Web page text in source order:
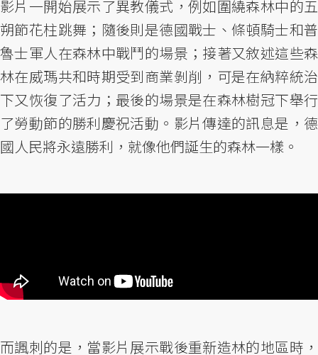
影片一開始展示了異教儀式，例如圍繞森林中的五
朔節花柱跳舞；隨後則是德國戰士、條頓騎士和普
魯士軍人在森林中戰鬥的場景；接著又敘述這些森
林在威瑪共和時期受到商業剝削，可是在納粹統治
下又恢復了活力；最後的場景是在森林樹冠下舉行
了勞動節的勝利慶祝活動。影片傳達的訊息是，德
國人民將永遠勝利，就像他們誕生的森林一樣。
而諷刺的是，當影片展示戰後重新造林的地區時，